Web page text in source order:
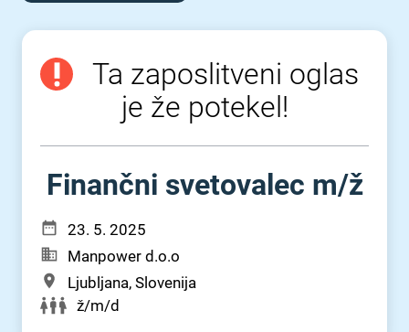
Ta zaposlitveni oglas
je že potekel!
Finančni svetovalec m⁠/⁠ž
23. 5. 2025
Manpower d.o.o
Ljubljana, Slovenija
ž/m/d